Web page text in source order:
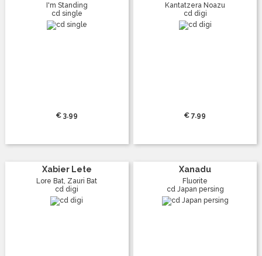
I'm Standing
cd single
€ 3.99
Kantatzera Noazu
cd digi
€ 7.99
Xabier Lete
Lore Bat, Zauri Bat
cd digi
Xanadu
Fluorite
cd Japan persing